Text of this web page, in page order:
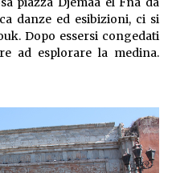
danze ed esibizioni, ci si
Dopo essersi congedati
ad esplorare la medina.